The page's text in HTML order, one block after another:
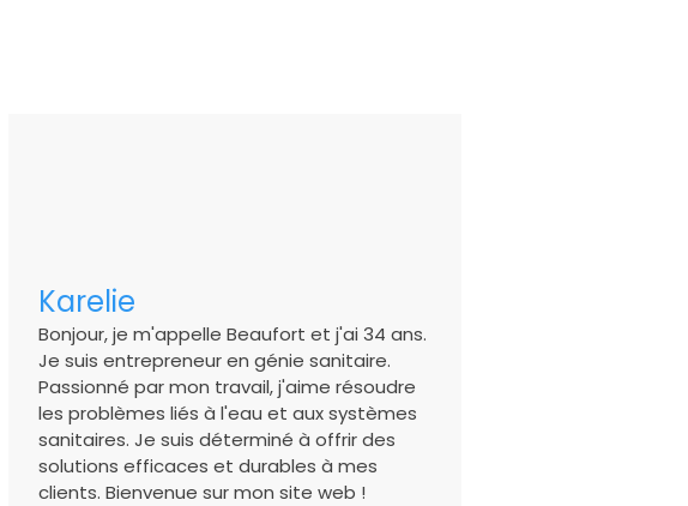
Karelie
Bonjour, je m'appelle Beaufort et j'ai 34 ans.
Je suis entrepreneur en génie sanitaire.
Passionné par mon travail, j'aime résoudre
les problèmes liés à l'eau et aux systèmes
sanitaires. Je suis déterminé à offrir des
solutions efficaces et durables à mes
clients. Bienvenue sur mon site web !